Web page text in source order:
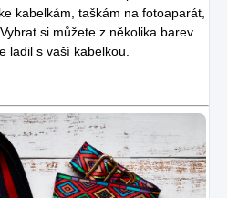
kabelkám, taškám na fotoaparát,
si můžete z několika barev
ladil s vaší kabelkou.